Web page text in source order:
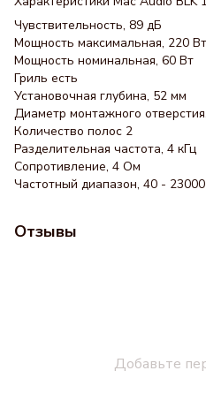
Чувствительность, 89 дБ
Мощность максимальная, 220 Вт
Мощность номинальная, 60 Вт
Гриль есть
Установочная глубина, 52 мм
Диаметр монтажного
Количество полос 2
Разделительная частота, 4 кГц
Сопротивление, 4 Ом
Частотный диапазон, 40 -
Отзывы
Добавьте